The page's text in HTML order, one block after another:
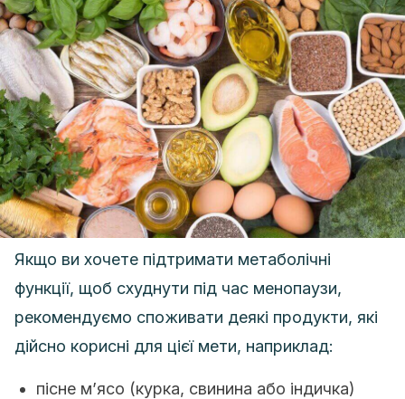
Якщо ви хочете підтримати метаболічні
функції, щоб схуднути під час менопаузи,
рекомендуємо споживати деякі продукти, які
дійсно корисні для цієї мети, наприклад:
пісне м’ясо (курка, свинина або індичка)